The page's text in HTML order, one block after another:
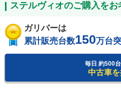
ステルヴィオのご購入をお
ガリバーは
累計販売台数150万台
毎日 約500台
中古車